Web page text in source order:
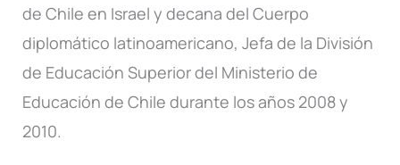
de Chile en Israel y decana del Cuerpo
diplomático latinoamericano, Jefa de la División
de Educación Superior del Ministerio de
Educación de Chile durante los años 2008 y
2010.